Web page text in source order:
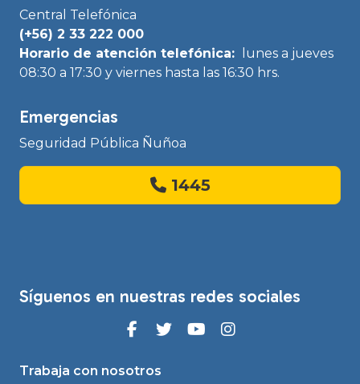
Central Telefónica
(+56) 2 33 222 000
Horario de atención telefónica:
lunes a jueves
08:30 a 17:30 y viernes hasta las 16:30 hrs.
Emergencias
Seguridad Pública Ñuñoa
1445
Síguenos en nuestras redes sociales
Trabaja con nosotros